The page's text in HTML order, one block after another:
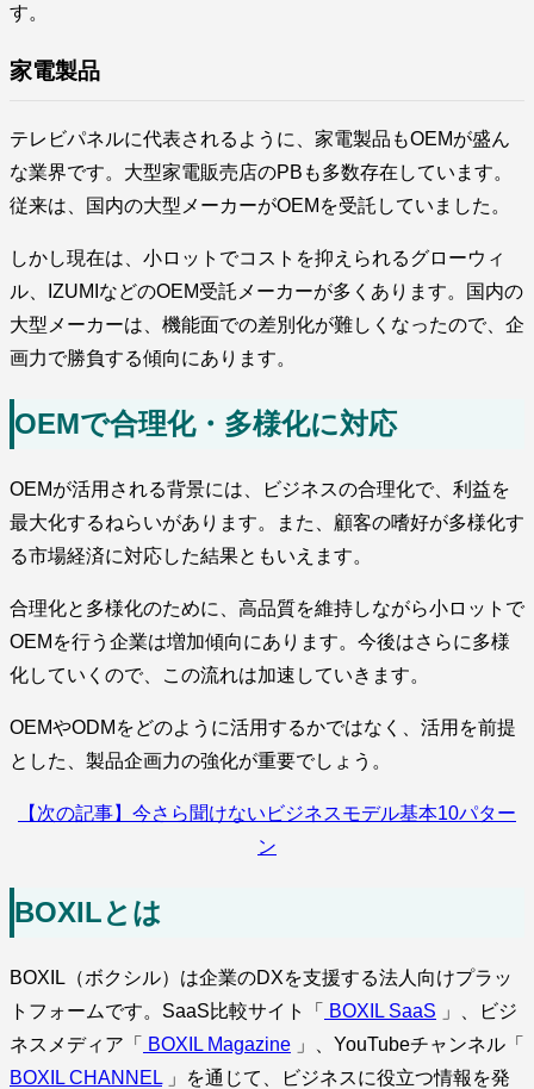
す。
家電製品
テレビパネルに代表されるように、家電製品もOEMが盛ん
な業界です。大型家電販売店のPBも多数存在しています。
従来は、国内の大型メーカーがOEMを受託していました。
しかし現在は、小ロットでコストを抑えられるグローウィ
ル、IZUMIなどのOEM受託メーカーが多くあります。国内の
大型メーカーは、機能面での差別化が難しくなったので、企
画力で勝負する傾向にあります。
OEMで合理化・多様化に対応
OEMが活用される背景には、ビジネスの合理化で、利益を
最大化するねらいがあります。また、顧客の嗜好が多様化す
る市場経済に対応した結果ともいえます。
合理化と多様化のために、高品質を維持しながら小ロットで
OEMを行う企業は増加傾向にあります。今後はさらに多様
化していくので、この流れは加速していきます。
OEMやODMをどのように活用するかではなく、活用を前提
とした、製品企画力の強化が重要でしょう。
【次の記事】今さら聞けないビジネスモデル基本10パター
ン
BOXILとは
BOXIL（ボクシル）は企業のDXを支援する法人向けプラッ
トフォームです。SaaS比較サイト「
BOXIL SaaS 」、ビジ
ネスメディア「
BOXIL Magazine 」、YouTubeチャンネル「
BOXIL CHANNEL 」を通じて、ビジネスに役立つ情報を発